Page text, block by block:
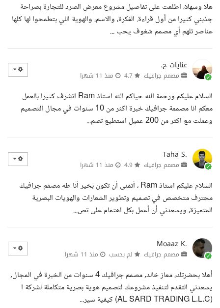
هلا وسهلا، اطلعت على تفاصيل مشروع معرض الصرد للتجارة بصراحة
جذبني كثيرا من أول قراءة. الفكرة، والاسم، والهوية اللي بتطمحوا لها كلها
عناصر تلهم أي مصمم شغوف يحب ...
عنايات ح.
مصمم جرافيك منذ 11 شهرا
السلام عليكم ورحمة الله حياكم الله استاذ Ram اتشرف كثيرا بالعمل
معكم انا مصممة جرافيك خبرة اكثر من 10 سنوات في مجال التصميم
وعملت مع اكثر من 200 عميل استطيع تصم...
Taha S.
مصمم جرافيك منذ 11 شهرا
السلام عليكم استاذ Ram ، أتمنى أن تكون بخير أنا طه مصمم جرافيك
محترف متخصص في تصميم وتطوير الشعارات والهويات البصرية
المتميزة، ويسعدني أن أعمل بكل اهتمام على تص...
Moaaz K.
مصمم جرافيك لم يحسب منذ 11 شهرا
أهلا بحضرتك، معاز خالد, مصمم جرافيك 4 سنوات من الخبرة في المجال,
يسعدني التقدم لتنفيذ مشروعك لتصميم هوية بصرية متكاملة لشركة ا
(AL SARD TRADING L.L.C) كيفية سير...